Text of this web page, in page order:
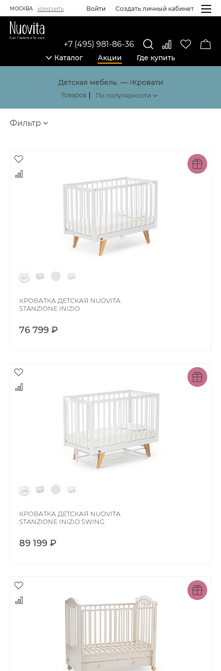
МОСКВА ИЗМЕНИТЬ Войти Создать личный кабинет
Каталог Акции Где купить
+7 (495) 981-86-36
Каталог товаров
Детская мебель Кровати
Товаров
Фильтр
Товары
КРОВАТКА ДЕТСКАЯ NUOVITA
STANZIONE INIZIO
76 799 ₽
КРОВАТКА ДЕТСКАЯ NUOVITA
STANZIONE INIZIO SWING
89 199 ₽